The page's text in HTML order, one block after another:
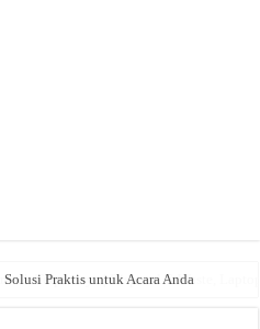
Praktis untuk Acara Anda